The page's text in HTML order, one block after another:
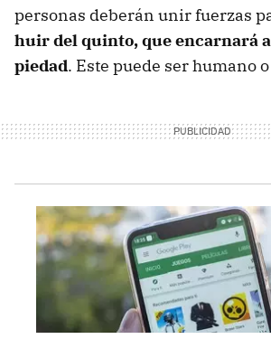
personas deberán unir fuerzas
huir del quinto, que encarnará
piedad. Este puede ser humano